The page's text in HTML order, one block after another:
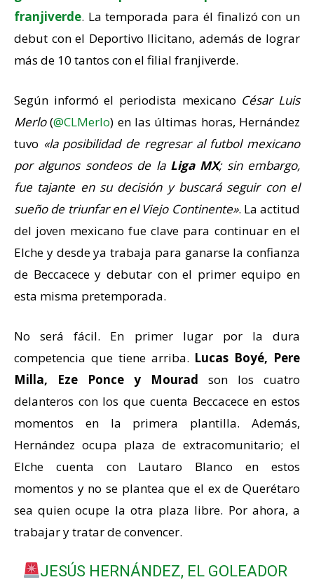
franjiverde. La temporada para él finalizó con un
debut con el Deportivo Ilicitano, además de lograr
más de 10 tantos con el filial franjiverde.
Según informó el periodista mexicano César Luis
Merlo(@CLMerlo) en las últimas horas, Hernández
tuvo «la posibilidad de regresar al futbol mexicano
por algunos sondeos de la Liga MX; sin embargo,
fue tajante en su decisión y buscará seguir con el
sueño de triunfar en el Viejo Continente». La actitud
del joven mexicano fue clave para continuar en el
Elche y desde ya trabaja para ganarse la confianza
de Beccacece y debutar con el primer equipo en
esta misma pretemporada.
No será fácil. En primer lugar por la dura
competencia que tiene arriba. Lucas Boyé, Pere
Milla, Eze Ponce y Mourad son los cuatro
delanteros con los que cuenta Beccacece en estos
momentos en la primera plantilla. Además,
Hernández ocupa plaza de extracomunitario; el
Elche cuenta con Lautaro Blanco en estos
momentos y no se plantea que el ex de Querétaro
sea quien ocupe la otra plaza libre. Por ahora, a
trabajar y tratar de convencer.
JESÚS HERNÁNDEZ, EL GOLEADOR